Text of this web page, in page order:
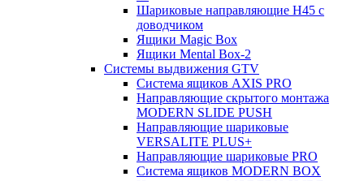
Шариковые направляющие H45 с
доводчиком
Ящики Magic Box
Ящики Mental Box-2
Системы выдвижения GTV
Система ящиков AXIS PRO
Направляющие скрытого монтажа
MODERN SLIDE PUSH
Направляющие шариковые
VERSALITE PLUS+
Направляющие шариковые PRO
Система ящиков MODERN BOX